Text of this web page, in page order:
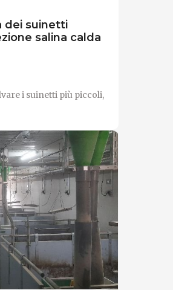
dei suinetti
salina calda
i suinetti più piccoli,